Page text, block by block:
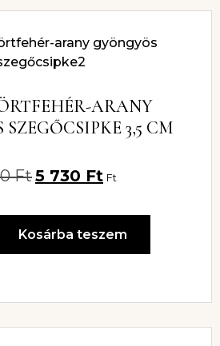
ARANY
3,5 CM
Ft5 730 Ft Ft
Kosárba teszem